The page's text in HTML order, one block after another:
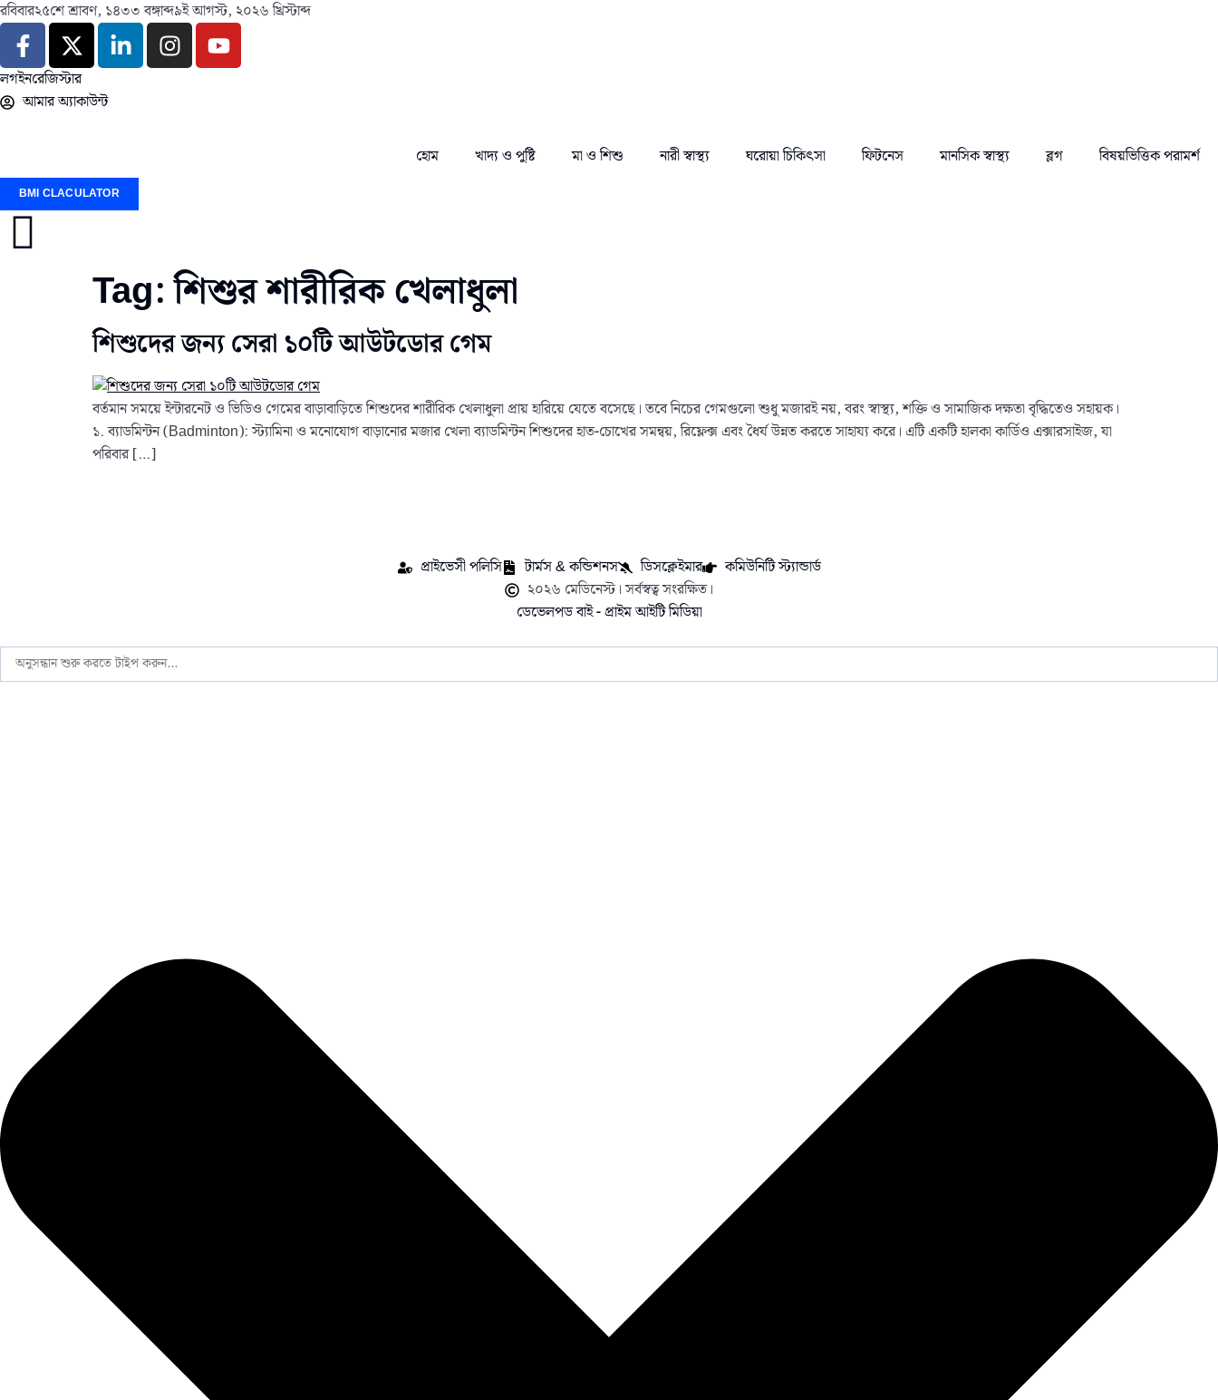
রবিবার২৫শে শ্রাবণ, ১৪৩৩ বঙ্গাব্দ৯ই আগস্ট, ২০২৬ খ্রিস্টাব্দ
লগইনরেজিস্টার
আমার অ্যাকাউন্ট
হোম খাদ্য ও পুষ্টি মা ও শিশু নারী স্বাস্থ্য ঘরোয়া চিকিৎসা ফিটনেস মানসিক স্বাস্থ্য ব্লগ বিষয়ভিত্তিক পরামর্শ
BMI CLACULATOR
Tag:শিশুর শারীরিক খেলাধুলা
শিশুদের জন্য সেরা ১০টি আউটডোর গেম
বর্তমান সময়ে ইন্টারনেট ও ভিডিও গেমের বাড়াবাড়িতে শিশুদের শারীরিক খেলাধুলা প্রায় হারিয়ে যেতে বসেছে। তবে নিচের গেমগুলো শুধু মজারই নয়, বরং স্বাস্থ্য, শক্তি ও সামাজিক দক্ষতা বৃদ্ধিতেও সহায়ক।
১. ব্যাডমিন্টন (Badminton): স্ট্যামিনা ও মনোযোগ বাড়ানোর মজার খেলা ব্যাডমিন্টন শিশুদের হাত-চোখের সমন্বয়, রিফ্লেক্স এবং ধৈর্য উন্নত করতে সাহায্য করে। এটি একটি হালকা কার্ডিও এক্সারসাইজ, যা
পরিবার […]
প্রাইভেসী পলিসি টার্মস & কন্ডিশনস ডিসক্লেইমার
কমিউনিটি স্ট্যান্ডার্ড
২০২৬ মেডিনেস্ট। সর্বস্বত্ব সংরক্ষিত।
ডেভেলপড বাই - প্রাইম আইটি মিডিয়া